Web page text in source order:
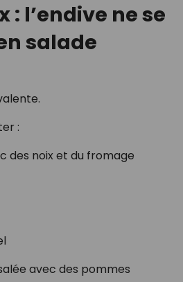
: l’endive ne se
salade
:
des noix et du fromage
avec des pommes